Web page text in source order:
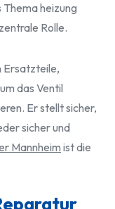
heizung
Rolle.
Ersatzteile,
das Ventil
Er stellt sicher,
sicher und
Mannheim ist die